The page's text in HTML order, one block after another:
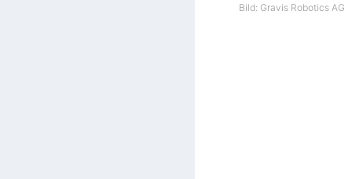
Bild: Gravis Robotics AG